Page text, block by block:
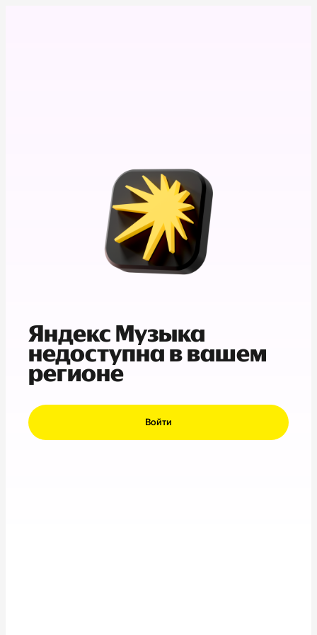
Яндекс Музыка
недоступна в вашем
регионе
Войти